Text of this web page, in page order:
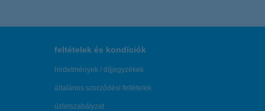
feltételek és kondíciók
hirdetmények / díjjegyzékek
általános szerződési feltételek
üzletszabályzat